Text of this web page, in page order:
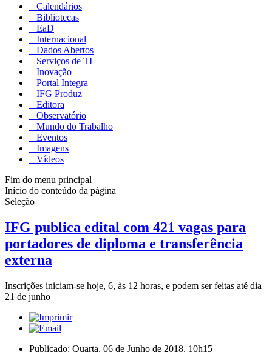
Calendários
Bibliotecas
EaD
Internacional
Dados Abertos
Serviços de TI
Inovação
Portal Integra
IFG Produz
Editora
Observatório
Mundo do Trabalho
Eventos
Imagens
Vídeos
Fim do menu principal
Início do conteúdo da página
Seleção
IFG publica edital com 421 vagas para
portadores de diploma e transferência
externa
Inscrições iniciam-se hoje, 6, às 12 horas, e podem ser feitas até dia
21 de junho
Publicado: Quarta, 06 de Junho de 2018, 10h15